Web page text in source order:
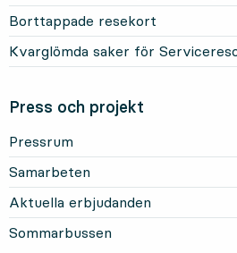
Borttappade resekort
Kvarglömda saker för
Press och projekt
Pressrum
Samarbeten
Aktuella erbjudanden
Sommarbussen